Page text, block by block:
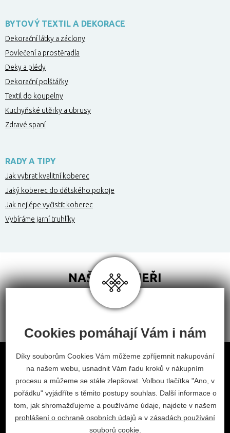
BYTOVÝ TEXTIL A DEKORACE
Dekorační látky a záclony
Povlečení a prostěradla
Deky a plédy
Dekorační polštářky
Textil do koupelny
Kuchyňské utěrky a ubrusy
Zdravé spaní
RADY A TIPY
Jak vybrat kvalitní koberec
Jaký koberec do dětského pokoje
Jak nejlépe vyčistit koberec
Vybíráme jarní truhlíky
NAŠI PARTNEŘI
Obchodní podmínky
Odstoupení od smlouvy
Nastavení cookies
facebookinstagram
2026 © Habitat, a.s.
Cookies pomáhají Vám i nám
Díky souborům Cookies Vám můžeme zpříjemnit nakupování
na našem webu, usnadnit Vám řadu kroků v nákupním
procesu a můžeme se stále zlepšovat. Volbou tlačítka "Ano, v
pořádku" vyjádříte s těmito postupy souhlas. Další informace o
tom, jak shromažďujeme a používáme údaje, najdete v našem
prohlášení o ochraně osobních údajů a v zásadách používání
souborů cookie.